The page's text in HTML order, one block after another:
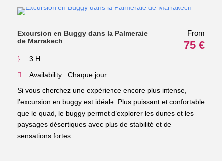
Excursion en Buggy dans la Palmeraie
de Marrakech
From
75 €
3 H
Availability : Chaque jour
Si vous cherchez une expérience encore plus intense,
l’excursion en buggy est idéale. Plus puissant et confortable
que le quad, le buggy permet d’explorer les dunes et les
paysages désertiques avec plus de stabilité et de
sensations fortes.